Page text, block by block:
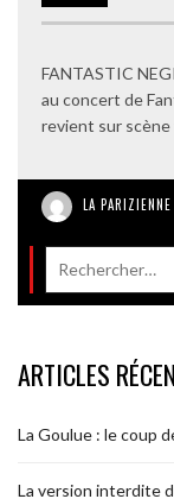
FANTASTIC
au concert de
revient sur scène
LA PARIZIENNE
ARTICLES
La Goulue : le coup
La version interdite